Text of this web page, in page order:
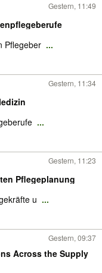
Gestern, 11:49
Krankenpflegeberufe
Pflegeber ...
Gestern, 11:34
...
Gestern, 11:23
Pflegeplanung
u ...
Gestern, 09:37
Across the Supply